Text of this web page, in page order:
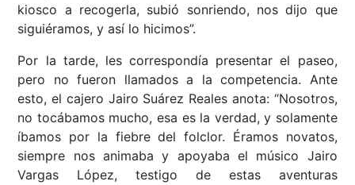
kiosco a recogerla, subió sonriendo, nos dijo que
siguiéramos, y así lo hicimos”.
Por la tarde, les correspondía presentar el paseo,
pero no fueron llamados a la competencia. Ante
esto, el cajero Jairo Suárez Reales anota: “Nosotros,
no tocábamos mucho, esa es la verdad, y solamente
íbamos por la fiebre del folclor. Éramos novatos,
siempre nos animaba y apoyaba el músico Jairo
Vargas López, testigo de estas aventuras